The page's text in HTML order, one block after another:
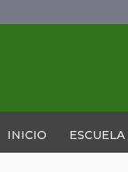
INICIO ESCUELA